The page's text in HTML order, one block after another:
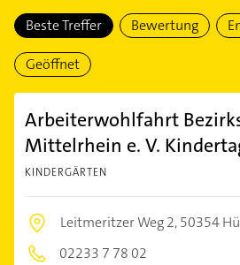
Beste Treffer Bewertung
Geöffnet
Arbeiterwohlfahrt
Mittelrhein e. V.
KINDERGÄRTEN
Leitmeritzer Weg 2,50354
02233 7 78 02